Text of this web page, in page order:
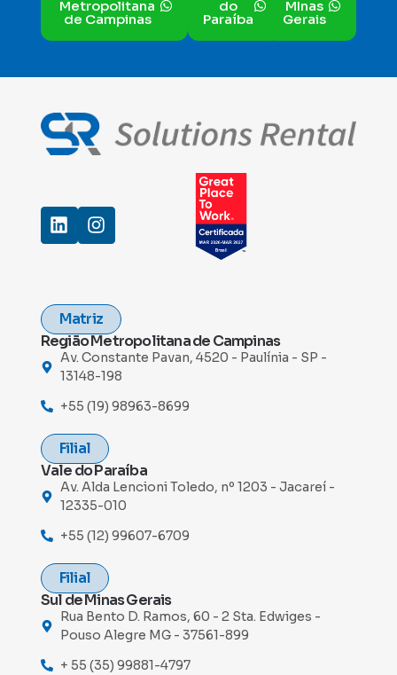
Metropolitana
de Campinas
do
Paraíba
MInas
Gerais
Matriz
Região Metropolitana de Campinas
Av. Constante Pavan, 4520 - Paulínia - SP -
13148-198
+55 (19) 98963-8699
Filial
Vale do Paraíba
Av. Alda Lencioni Toledo, nº 1203 - Jacareí -
12335-010
+55 (12) 99607-6709
Filial
Sul de Minas Gerais
Rua Bento D. Ramos, 60 - 2 Sta. Edwiges -
Pouso Alegre MG - 37561-899
+ 55 (35) 99881-4797